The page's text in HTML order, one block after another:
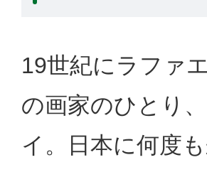
19世紀にラファ
の画家のひとり
イ。日本に何度